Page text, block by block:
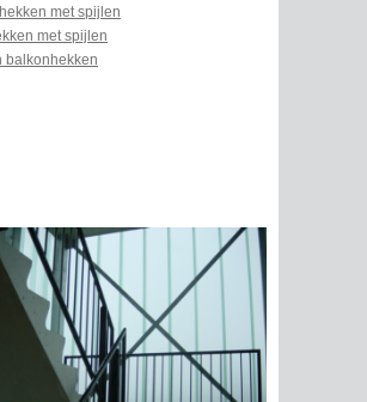
met spijlen
met spijlen
balkonhekken